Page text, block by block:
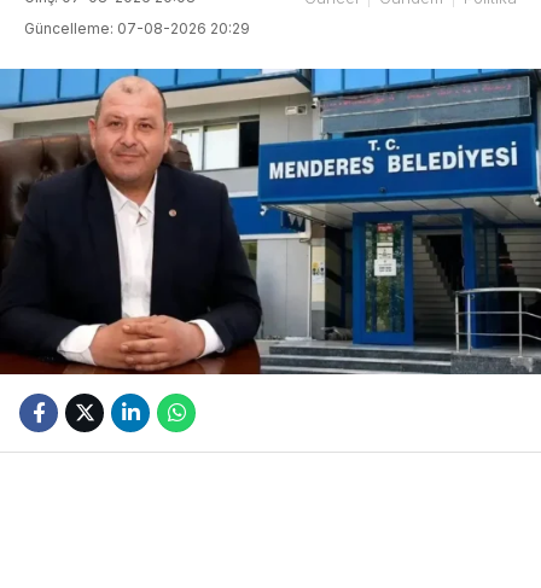
Güncelleme: 07-08-2026 20:29